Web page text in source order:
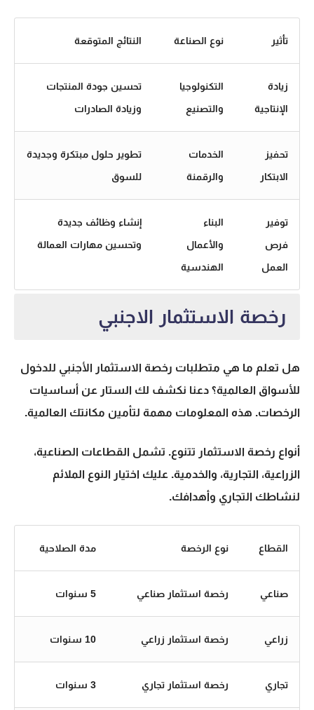
تأثير نوع الصناعة النتائج المتوقعة
زيادة
الإنتاجية
التكنولوجيا
والتصنيع
تحسين جودة المنتجات
وزيادة الصادرات
تحفيز
الابتكار
الخدمات
والرقمنة
تطوير حلول مبتكرة وجديدة
للسوق
توفير
فرص
العمل
البناء
والأعمال
الهندسية
إنشاء وظائف جديدة
وتحسين مهارات العمالة
رخصة الاستثمار الاجنبي
هل تعلم ما هي متطلبات رخصة الاستثمار الأجنبي للدخول
للأسواق العالمية؟ دعنا نكشف لك الستار عن أساسيات
الرخصات. هذه المعلومات مهمة لتأمين مكانتك العالمية.
أنواع رخصة الاستثمار تتنوع. تشمل القطاعات الصناعية،
الزراعية، التجارية، والخدمية. عليك اختيار النوع الملائم
لنشاطك التجاري وأهدافك.
القطاع نوع الرخصة مدة الصلاحية
صناعي رخصة استثمار صناعي 5 سنوات
زراعي رخصة استثمار زراعي 10 سنوات
تجاري رخصة استثمار تجاري 3 سنوات